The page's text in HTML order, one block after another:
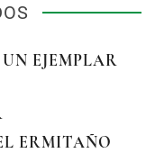
EJEMPLAR
ERMITAÑO